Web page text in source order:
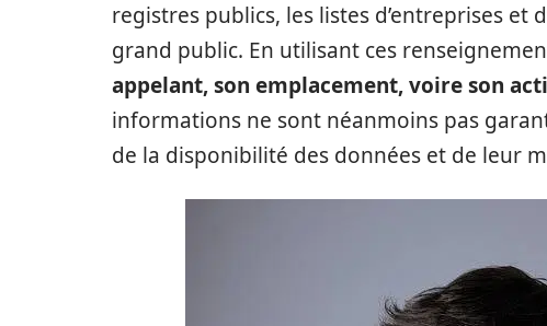
registres publics, les listes d’entreprises et
grand public. En utilisant ces
appelant, son emplacement, voire son
informations ne sont néanmoins pas
de la disponibilité des données et de leur